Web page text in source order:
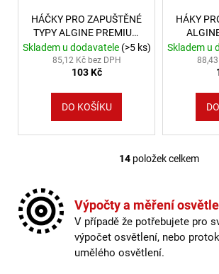
HÁČKY PRO ZAPUŠTĚNÉ
TYPY ALGINE PREMIUM
600X600MM
Skladem u dodavatele (>5 ks)
85,12 Kč bez DPH
103 Kč
DO KOŠÍKU
HÁKY
Skladem u
Ovládací
14položek celkem
Výpočty a měření
V případě že potřebujete pro
výpočet osvětlení, nebo
umělého osvětlení.